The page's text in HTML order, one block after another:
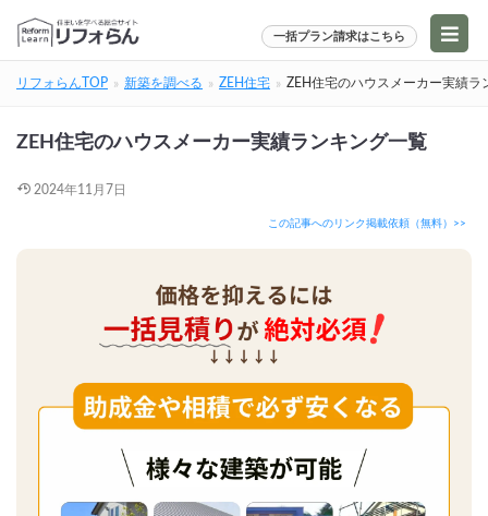
一括プラン請求はこちら
リフォらんTOP 新築を調べる ZEH住宅 ZEH住宅のハウスメーカー実績ラ
ZEH住宅のハウスメーカー実績ランキング一覧
2024年11月7日
この記事へのリンク掲載依頼（無料）>>